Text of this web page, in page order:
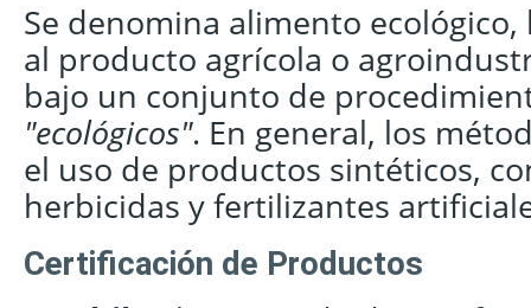
Se denomina alimento
al producto agrícola o
bajo un conjunto de
"ecológicos". En general, los
el uso de productos sintéticos,
herbicidas y fertilizantes
Certificación de Productos